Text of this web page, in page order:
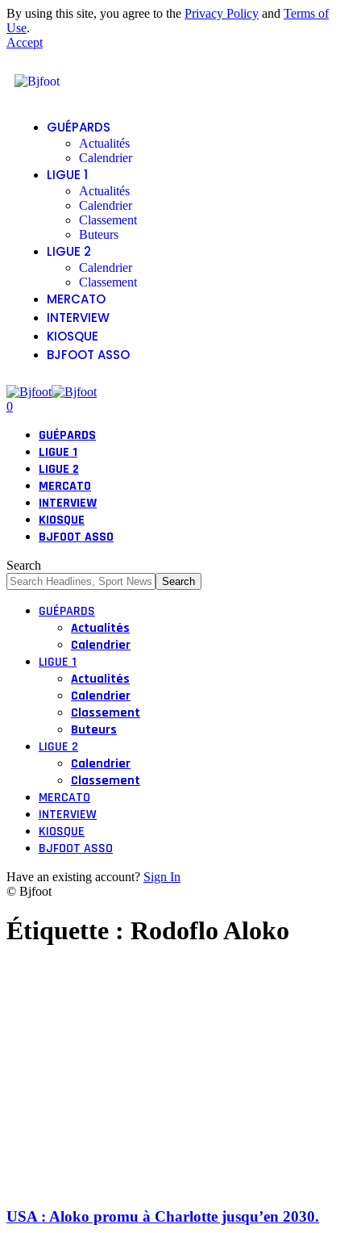
By using this site, you agree to the Privacy Policy and Terms of
Use.
Accept
GUÉPARDS
Actualités
Calendrier
LIGUE 1
Actualités
Calendrier
Classement
Buteurs
LIGUE 2
Calendrier
Classement
MERCATO
INTERVIEW
KIOSQUE
BJFOOT ASSO
0
GUÉPARDS
LIGUE 1
LIGUE 2
MERCATO
INTERVIEW
KIOSQUE
BJFOOT ASSO
Search
GUÉPARDS
Actualités
Calendrier
LIGUE 1
Actualités
Calendrier
Classement
Buteurs
LIGUE 2
Calendrier
Classement
MERCATO
INTERVIEW
KIOSQUE
BJFOOT ASSO
Have an existing account? Sign In
© Bjfoot
Étiquette : Rodoflo Aloko
USA : Aloko promu à Charlotte jusqu’en 2030.